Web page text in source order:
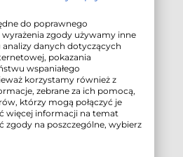
do poprawnego
zgody używamy inne
danych dotyczących
pokazania
wspaniałego
korzystamy również z
zebrane za ich pomocą,
którzy mogą połączyć je
więcej informacji na temat
na poszczególne, wybierz